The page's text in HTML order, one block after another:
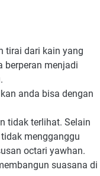
tirai dari kain yang
berperan menjadi
anda bisa dengan
tidak terlihat. Selain
mengganggu
octari yawhan.
suasana di